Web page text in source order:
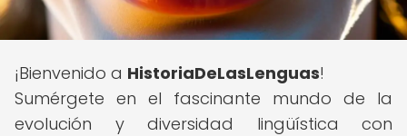
¡Bienvenido a HistoriaDeLasLenguas!
Sumérgete en el fascinante mundo de la
evolución y diversidad lingüística con